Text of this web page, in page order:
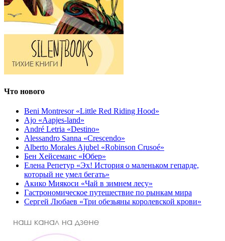
Что нового
Beni Montresor «Little Red Riding Hood»
Ajo «Aapjes-land»
André Letria «Destino»
Alessandro Sanna «Crescendo»
Alberto Morales Ajubel «Robinson Crusoé»
Бен Хейсеманс «Юбер»
Елена Репетур «Эх! История о маленьком гепарде,
который не умел бегать»
Акико Миякоси «Чай в зимнем лесу»
Гастрономическое путешествие по рынкам мира
Сергей Любаев «Три обезьяны королевской крови»